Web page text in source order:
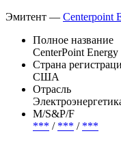
Эмитент — Centerpoint
Полное название
CenterPoint
Страна
США
Отрасль
М/S&P/F
*** / *** / ***